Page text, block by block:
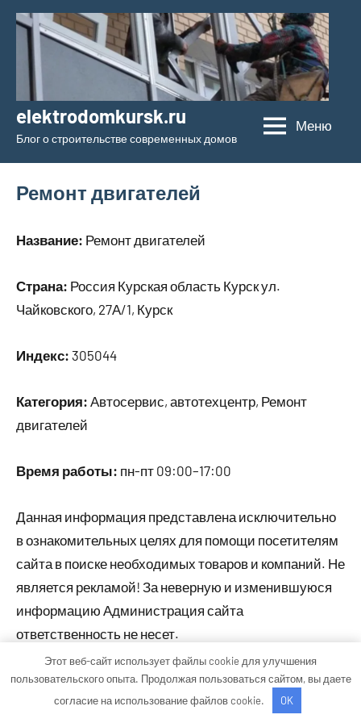
Перейти
содержимому
elektrodomkursk.ru
Блог о строительстве современных домов
Меню
Ремонт двигателей
Название: Ремонт двигателей
Страна: Россия Курская область Курск ул.
Чайковского, 27А/1, Курск
Индекс: 305044
Категория: Автосервис, автотехцентр, Ремонт
двигателей
Время работы: пн-пт 09:00–17:00
Данная информация представлена исключительно
в ознакомительных целях для помощи посетителям
сайта в поиске необходимых товаров и компаний. Не
является рекламой! За неверную и изменившуюся
информацию Администрация сайта
ответственность не несет.
Тема WordPress: Occasio от ThemeZee.
Этот веб-сайт использует файлы cookie для улучшения
пользовательского опыта. Продолжая пользоваться сайтом, вы даете
согласие на использование файлов cookie.
OK